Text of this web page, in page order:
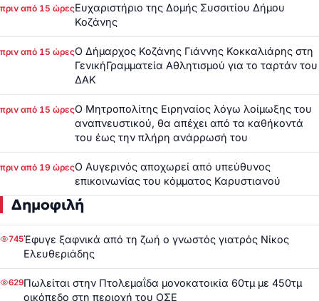
πριν από 15 ώρεςΕυχαριστήριο της Δομής Συσσιτίου Δήμου
Κοζάνης
πριν από 15 ώρεςΟ Δήμαρχος Κοζάνης Γιάννης Κοκκαλιάρης στη
ΓενικήΓραμματεία Αθλητισμού για το ταρτάν του
ΔΑΚ
πριν από 15 ώρεςΟ Μητροπολίτης Ειρηναίος λόγω λοίμωξης του
αναπνευστικού, θα απέχει από τα καθήκοντά
του έως την πλήρη ανάρρωσή του
πριν από 19 ώρεςΟ Αυγερινός αποχωρεί από υπεύθυνος
επικοινωνίας του κόμματος Καρυστιανού
Δημοφιλή
745Έφυγε ξαφνικά από τη ζωή ο γνωστός γιατρός Νίκος
Ελευθεριάδης
629Πωλείται στην Πτολεμαΐδα μονοκατοικία 60τμ με 450τμ
οικόπεδο στη περιοχή του ΟΣΕ